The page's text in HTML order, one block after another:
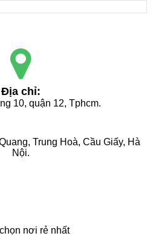
Địa chỉ:
10, quận 12, Tphcm.
Trung Hoà, Cầu Giấy, Hà
Nội.
nơi rẻ nhất